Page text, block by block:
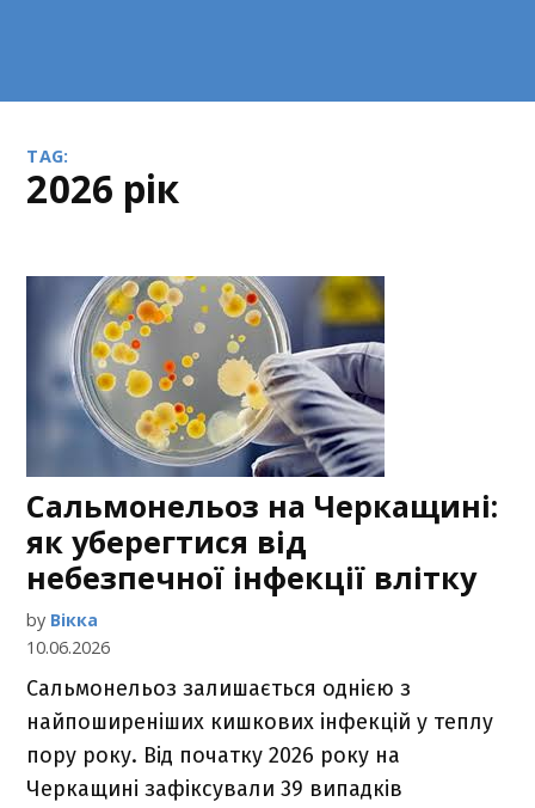
TAG:
2026 рік
Сальмонельоз на Черкащині:
як уберегтися від
небезпечної інфекції влітку
by Вікка
10.06.2026
Сальмонельоз залишається однією з
найпоширеніших кишкових інфекцій у теплу
пору року. Від початку 2026 року на
Черкащині зафіксували 39 випадків